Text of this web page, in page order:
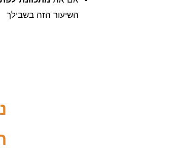
השיעור הזה בשבילך